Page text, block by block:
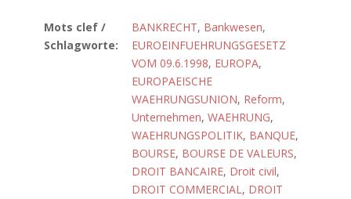
Mots clef /
Schlagworte:
BANKRECHT, Bankwesen,
EUROEINFUEHRUNGSGESETZ
VOM 09.6.1998, EUROPA,
EUROPAEISCHE
WAEHRUNGSUNION, Reform,
Unternehmen, WAEHRUNG,
WAEHRUNGSPOLITIK, BANQUE,
BOURSE, BOURSE DE VALEURS,
DROIT BANCAIRE, Droit civil,
DROIT COMMERCIAL, DROIT